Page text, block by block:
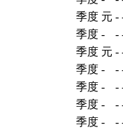
季度 元 -
季度 - -
季度 元 -
季度 - -
季度 - -
季度 - -
季度 - -